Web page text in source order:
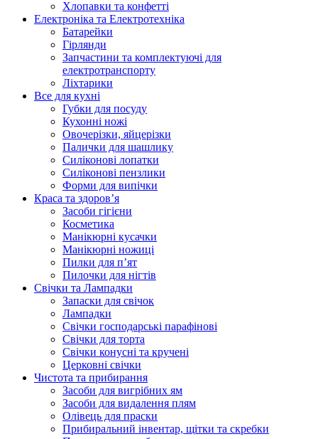
Хлопавки та конфетті
Електроніка та Електротехніка
Батарейки
Гірлянди
Запчастини та комплектуючі для
електротранспорту
Ліхтарики
Все для кухні
Губки для посуду
Кухонні ножі
Овочерізки, яйцерізки
Палички для шашлику
Силіконові лопатки
Силіконові пензлики
Форми для випічки
Краса та здоров’я
Засоби гігієни
Косметика
Манікюрні кусачки
Манікюрні ножиці
Пилки для п’ят
Пилочки для нігтів
Свічки та Лампадки
Запаски для свічок
Лампадки
Свічки господарські парафінові
Свічки для торта
Свічки конусні та кручені
Церковні свічки
Чистота та прибирання
Засоби для вигрібних ям
Засоби для видалення плям
Олівець для праски
Прибиральний інвентар, щітки та скребки